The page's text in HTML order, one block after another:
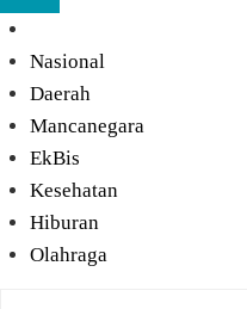
Nasional
Daerah
Mancanegara
EkBis
Kesehatan
Hiburan
Olahraga